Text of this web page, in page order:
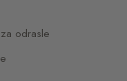
odrasle